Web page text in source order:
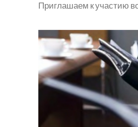
Приглашаем к участию